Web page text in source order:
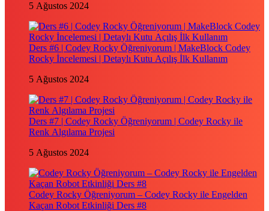
5 Ağustos 2024
Ders #6 | Codey Rocky Öğreniyorum | MakeBlock Codey
Rocky İncelemesi | Detaylı Kutu Açılış İlk Kullanım
5 Ağustos 2024
Ders #7 | Codey Rocky Öğreniyorum | Codey Rocky ile
Renk Algılama Projesi
5 Ağustos 2024
Codey Rocky Öğreniyorum – Codey Rocky ile Engelden
Kaçan Robot Etkinliği Ders #8